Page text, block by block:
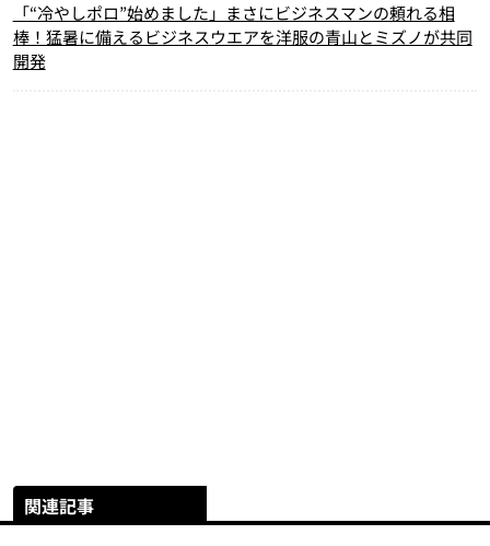
「“冷やしポロ”始めました」まさにビジネスマンの頼れる相
棒！猛暑に備えるビジネスウエアを洋服の青山とミズノが共同
開発
関連記事